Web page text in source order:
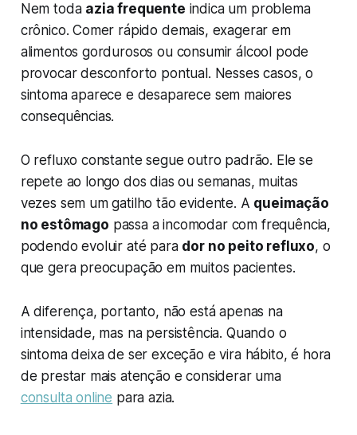
Nem toda azia frequente indica um problema
crônico. Comer rápido demais, exagerar em
alimentos gordurosos ou consumir álcool pode
provocar desconforto pontual. Nesses casos, o
sintoma aparece e desaparece sem maiores
consequências.
O refluxo constante segue outro padrão. Ele se
repete ao longo dos dias ou semanas, muitas
vezes sem um gatilho tão evidente. A queimação
no estômago passa a incomodar com frequência,
podendo evoluir até para dor no peito refluxo, o
que gera preocupação em muitos pacientes.
A diferença, portanto, não está apenas na
intensidade, mas na persistência. Quando o
sintoma deixa de ser exceção e vira hábito, é hora
de prestar mais atenção e considerar uma
consulta online para azia.